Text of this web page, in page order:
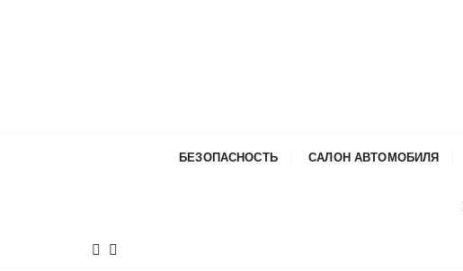
БЕЗОПАСНОСТЬ САЛОН АВТОМОБИЛЯ